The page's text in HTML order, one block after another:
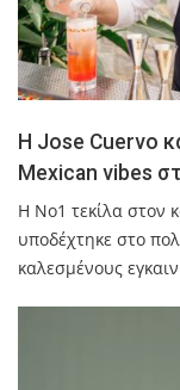
Η Jose Cuervo
Mexican vibes
Η No1 τεκίλα στον
υποδέχτηκε στο
καλεσμένους